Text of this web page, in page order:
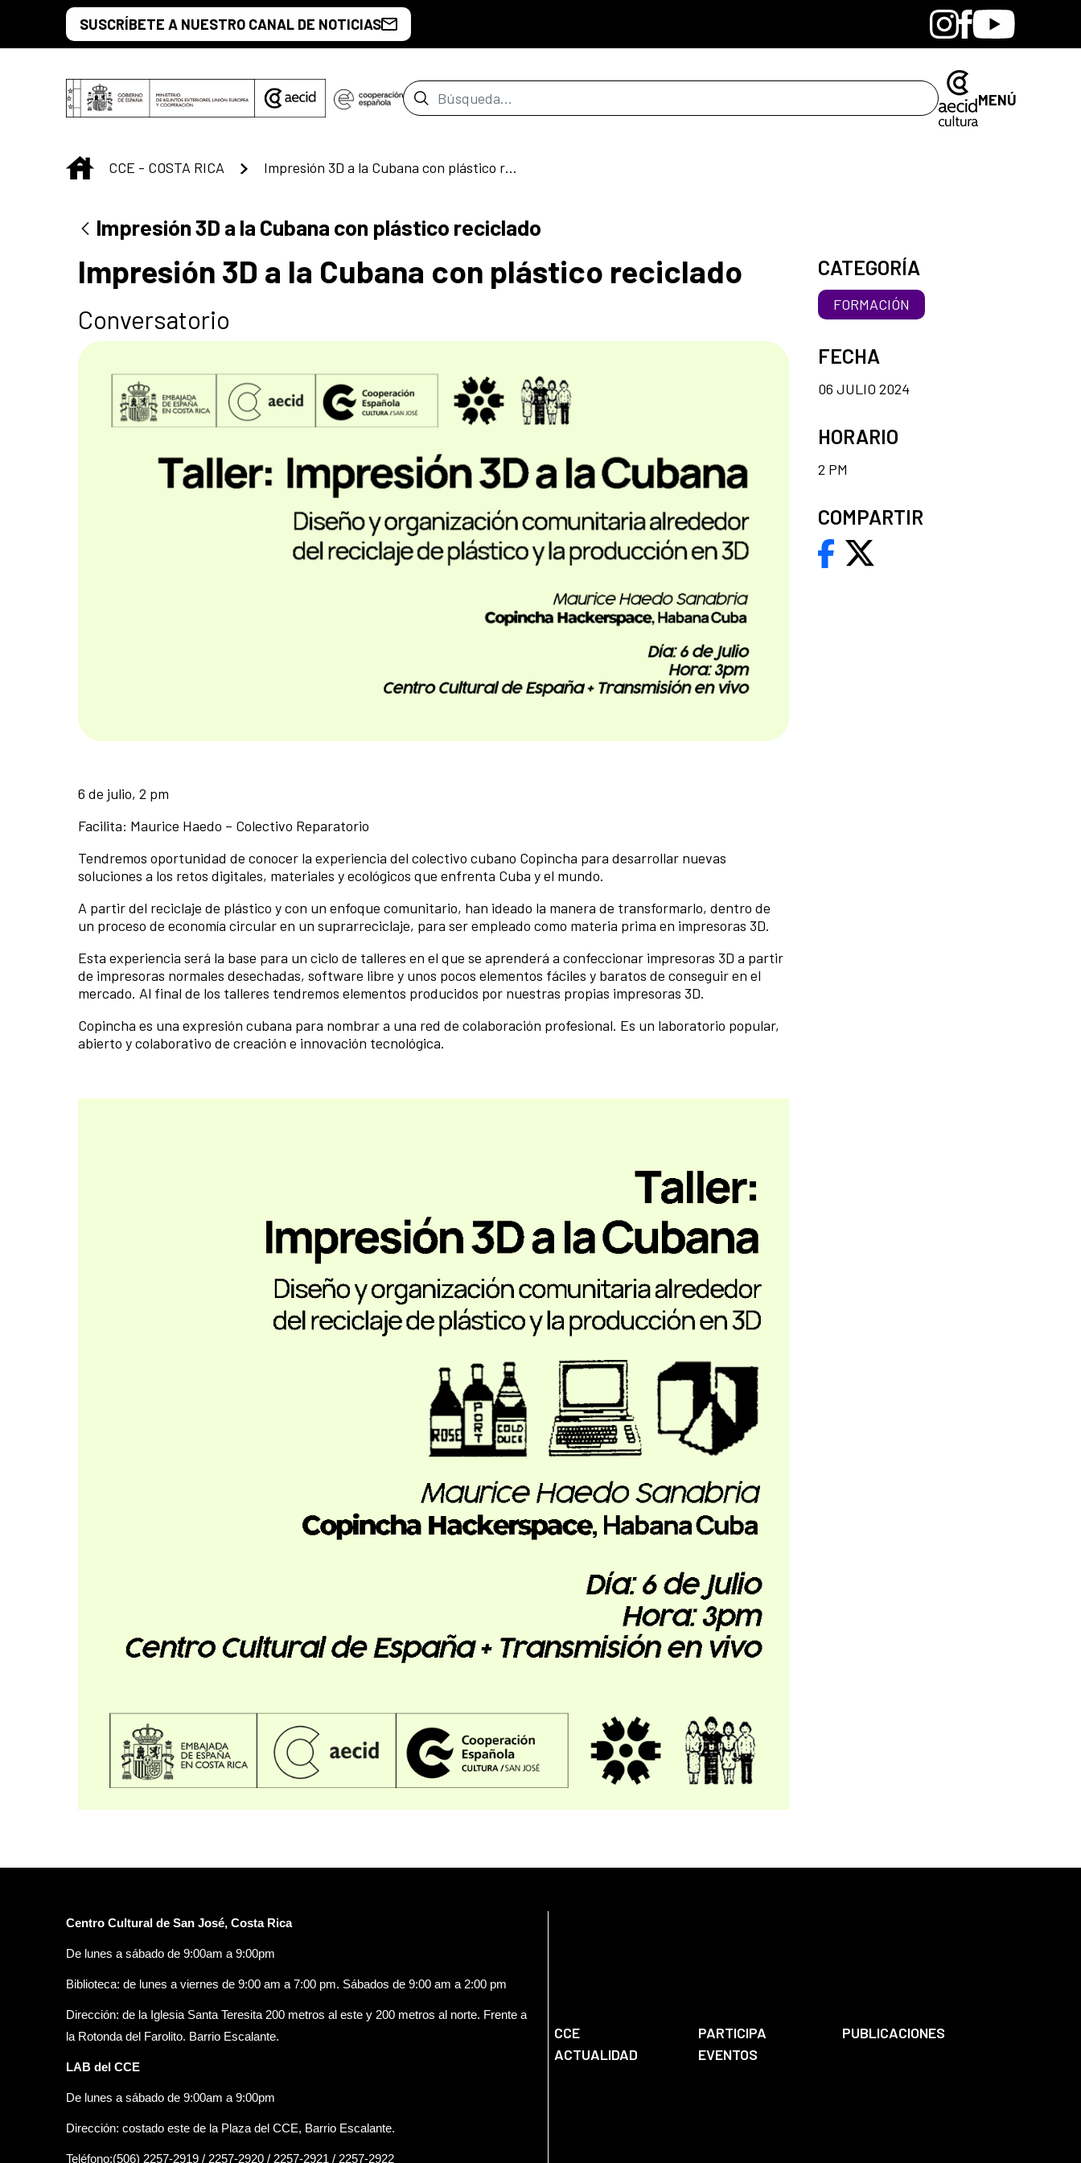
Saltar al contenido principal
SUSCRÍBETE A NUESTRO CANAL DE NOTICIAS BandcampInstagram
Facebook
Youtube
Barra de búsqueda MENÚ
INICIO
CCE - COSTA RICA Impresión 3D a la Cubana con plástico reciclado
Impresión 3D a la Cubana con plástico reciclado
Impresión 3D a la Cubana con plástico reciclado
Conversatorio
6 de julio, 2 pm
Facilita: Maurice Haedo – Colectivo Reparatorio
Tendremos oportunidad de conocer la experiencia del colectivo cubano Copincha para desarrollar nuevas
soluciones a los retos digitales, materiales y ecológicos que enfrenta Cuba y el mundo.
A partir del reciclaje de plástico y con un enfoque comunitario, han ideado la manera de transformarlo, dentro de
un proceso de economía circular en un suprarreciclaje, para ser empleado como materia prima en impresoras 3D.
Esta experiencia será la base para un ciclo de talleres en el que se aprenderá a confeccionar impresoras 3D a partir
de impresoras normales desechadas, software libre y unos pocos elementos fáciles y baratos de conseguir en el
mercado. Al final de los talleres tendremos elementos producidos por nuestras propias impresoras 3D.
Copincha es una expresión cubana para nombrar a una red de colaboración profesional. Es un laboratorio popular,
abierto y colaborativo de creación e innovación tecnológica.
CATEGORÍA
FORMACIÓN
FECHA
06 JULIO 2024
HORARIO
2 PM
COMPARTIR
Centro Cultural de San José, Costa Rica
De lunes a sábado de 9:00am a 9:00pm
Biblioteca: de lunes a viernes de 9:00 am a 7:00 pm. Sábados de 9:00 am a 2:00 pm
Dirección: de la Iglesia Santa Teresita 200 metros al este y 200 metros al norte. Frente a
la Rotonda del Farolito. Barrio Escalante.
LAB del CCE
De lunes a sábado de 9:00am a 9:00pm
Dirección: costado este de la Plaza del CCE, Barrio Escalante.
Teléfono:(506) 2257-2919 / 2257-2920 / 2257-2921 / 2257-2922
CCE PARTICIPA
PUBLICACIONES
ACTUALIDAD
EVENTOS